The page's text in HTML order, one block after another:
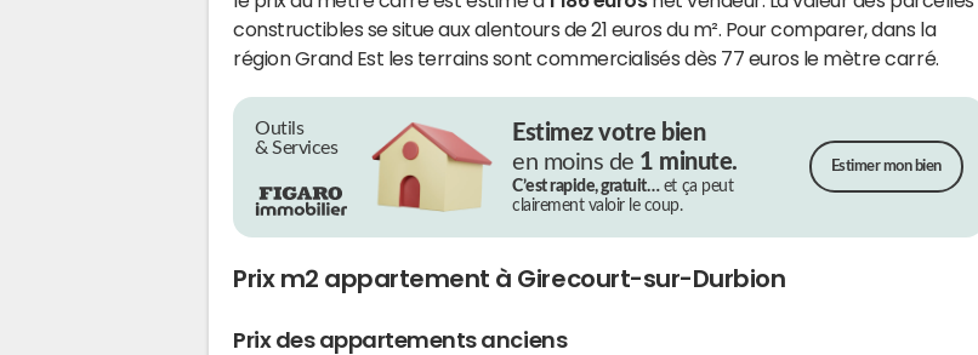
constructibles se situe aux alentours de 21 euros du m². Pour comparer, dans la
région Grand Est les terrains sont commercialisés dès 77 euros le mètre carré.
Outils
& Services
Estimez votre bien
en moins de 1 minute.
C’est rapide, gratuit…et ça peut
clairement valoir le coup.
Estimer mon bien
Prix m2 appartement à Girecourt-sur-Durbion
Prix des appartements anciens